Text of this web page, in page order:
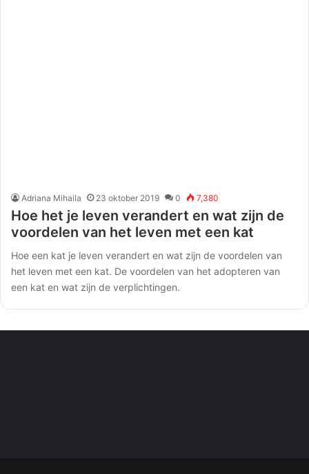
Adriana Mihaila 23 oktober 2019 0 7,380
Hoe het je leven verandert en wat zijn de
voordelen van het leven met een kat
Hoe een kat je leven verandert en wat zijn de voordelen van
het leven met een kat. De voordelen van het adopteren van
een kat en wat zijn de verplichtingen.